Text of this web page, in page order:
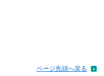
ページ先頭へ戻る